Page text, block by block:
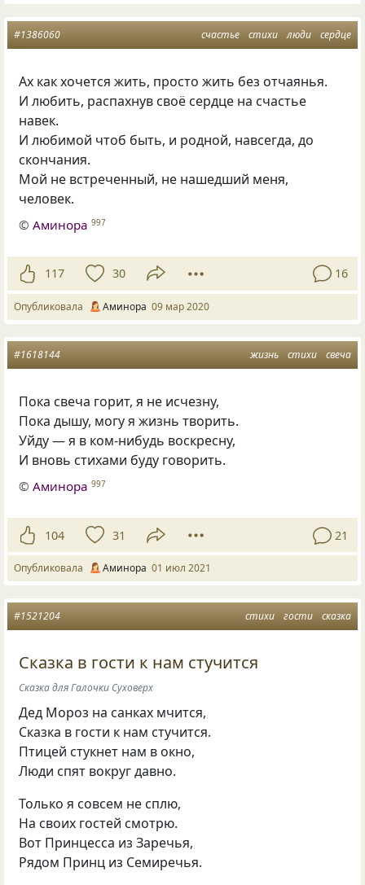
счастье стихи люди сердце
#1386060
Ах как хочется жить, просто жить без отчаянья.
И любить, распахнув своё сердце на счастье
навек.
И любимой чтоб быть, и родной, навсегда, до
скончания.
Мой не встреченный, не нашедший меня,
человек.
©Аминора 997
117 30 16
Опубликовала Аминора 09 мар 2020
жизнь стихи свеча
#1618144
Пока свеча горит, я не исчезну,
Пока дышу, могу я жизнь творить.
Уйду — я в ком-нибудь воскресну,
И вновь стихами буду говорить.
©Аминора 997
104 31 21
Опубликовала Аминора 01 июл 2021
стихи гости сказка
#1521204
Сказка в гости к нам стучится
Сказка для Галочки Суховерх
Дед Мороз на санках мчится,
Сказка в гости к нам стучится.
Птицей стукнет нам в окно,
Люди спят вокруг давно.
Только я совсем не сплю,
На своих гостей смотрю.
Вот Принцесса из Заречья,
Рядом Принц из Семиречья.